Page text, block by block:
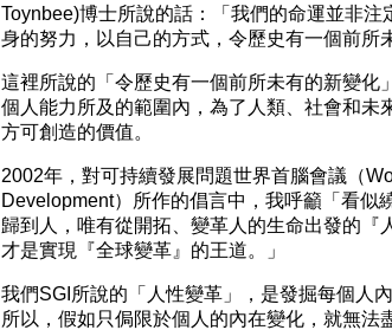
Toynbee)博士所說的話：「我們的命運並非注
身的努力，以自己的方式，令歷史有一個前所
這裡所說的「令歷史有一個前所未有的新變化
個人能力所及的範圍內，為了人類、社會和未
方可創造的價值。
2002年，對可持續發展問題世界首腦會議（
Development）所作的倡言中，我呼籲「看似
歸到人，唯有從開拓、變革人的生命出發的『
才是實現『全球變革』的王道。」
我們SGI所說的「人性變革」，是發掘每個人
所以，假如只侷限於個人的內在變化，就無法